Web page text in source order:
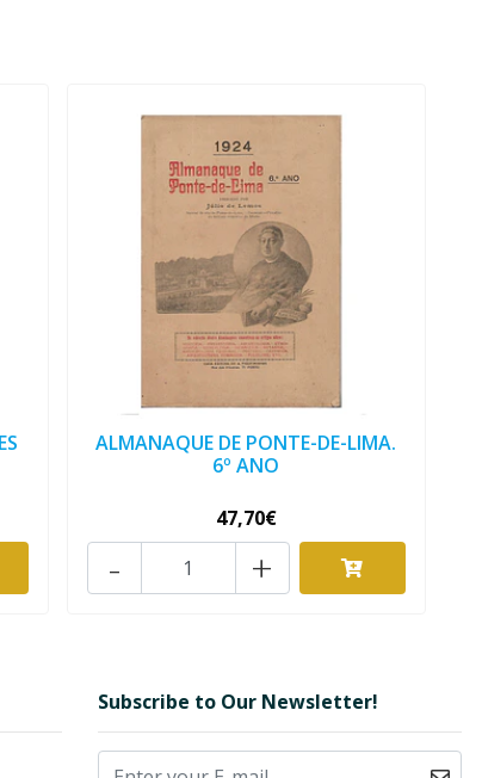
ALMANAQUE DE PONTE-DE-LIMA.
6º ANO
47,70€
+
-
Subscribe to Our Newsletter!